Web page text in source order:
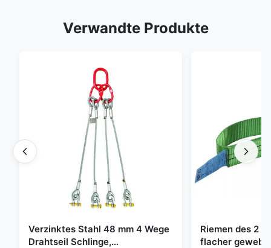
Verwandte Produkte
Verzinktes Stahl 48 mm 4 Wege
Drahtseil Schlinge,
Riemen des 2
flacher